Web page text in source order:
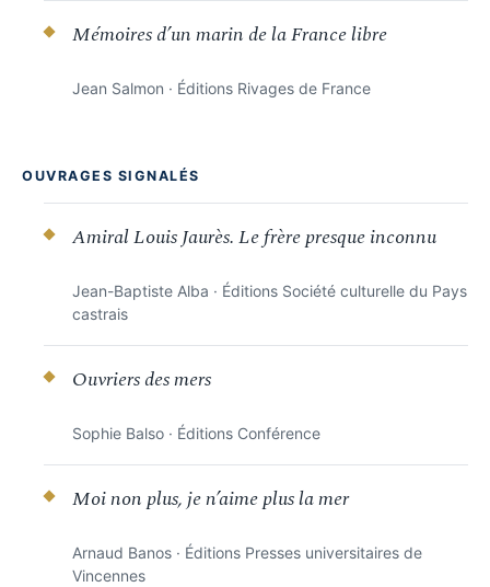
Mémoires d’un marin de la France libre
Jean Salmon · Éditions Rivages de France
OUVRAGES SIGNALÉS
Amiral Louis Jaurès. Le frère presque inconnu
Jean-Baptiste Alba · Éditions Société culturelle du Pays
castrais
Ouvriers des mers
Sophie Balso · Éditions Conférence
Moi non plus, je n’aime plus la mer
Arnaud Banos · Éditions Presses universitaires de
Vincennes